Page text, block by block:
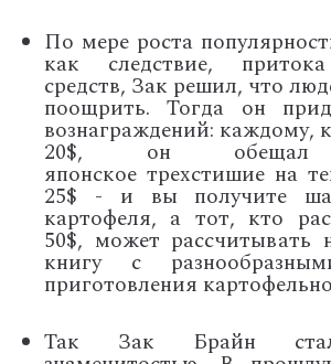
По мере роста
как следствие,
средств, Зак решил, что
поощрить. Тогда он
вознаграждений: каждому,
20$, он обещал
японское трехстишие на
25$ - и вы получите
картофеля, а тот, кто
50$, может рассчитывать
книгу с
приготовления
Так Зак Брайн